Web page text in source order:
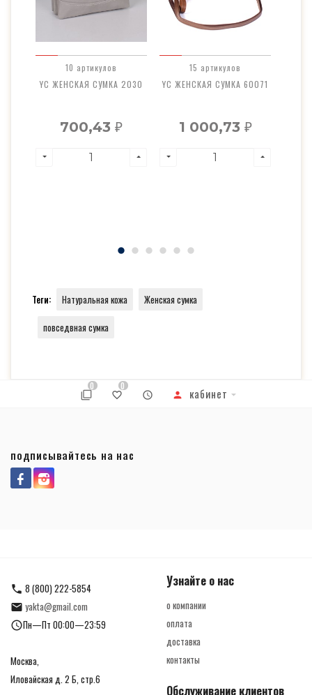
10 артикулов
YC ЖЕНСКАЯ СУМКА 2030
700,43 ₽
15 артикулов
YC ЖЕНСКАЯ СУМКА 60071
1 000,73 ₽
Теги: Натуральная кожа
Женская сумка
повседвная сумка
0 0 кабинет
подписывайтесь на нас
8 (800) 222-5854
yakta@gmail.com
Пн—Пт 00:00—23:59
Москва,
Иловайская д. 2 Б, стр.6
Узнайте о нас
о компании
оплата
доставка
контакты
Обслуживание клиентов